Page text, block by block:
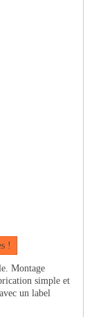
!
Montage
simple et
un label